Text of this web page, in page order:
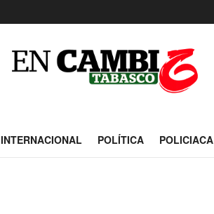
INTERNACIONAL POLÍTICA POLICIACA